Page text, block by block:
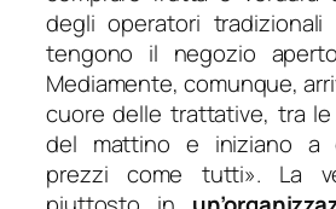
degli operatori
tengono il negozio
Mediamente, comunque,
cuore delle trattative, tra
del mattino e iniziano a
prezzi come tutti». La